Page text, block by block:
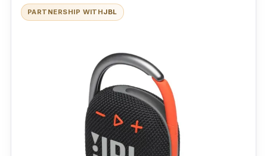
PARTNERSHIP WITHJBL